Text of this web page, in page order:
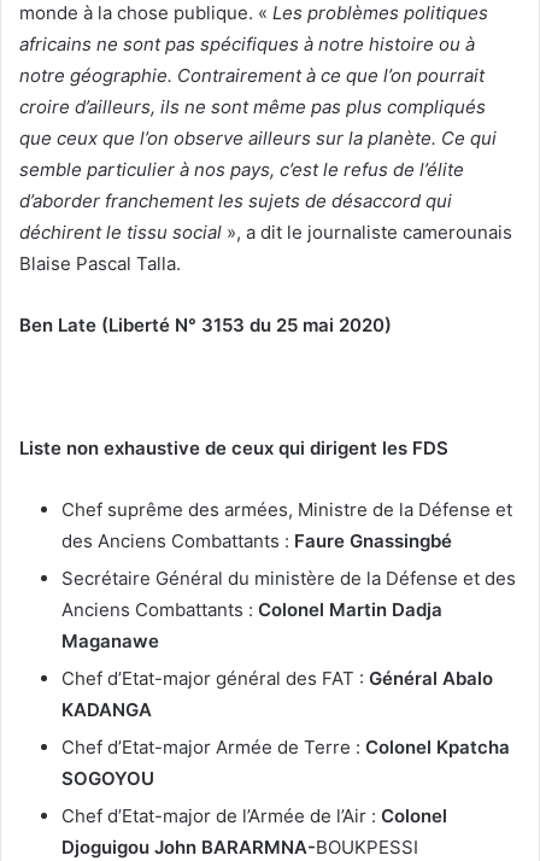
monde à la chose publique. « Les problèmes politiques
africains ne sont pas spécifiques à notre histoire ou à
notre géographie. Contrairement à ce que l’on pourrait
croire d’ailleurs, ils ne sont même pas plus compliqués
que ceux que l’on observe ailleurs sur la planète. Ce qui
semble particulier à nos pays, c’est le refus de l’élite
d’aborder franchement les sujets de désaccord qui
déchirent le tissu social », a dit le journaliste camerounais
Blaise Pascal Talla.
Ben Late (Liberté N° 3153 du 25 mai 2020)
Liste non exhaustive de ceux qui dirigent les FDS
Chef suprême des armées, Ministre de la Défense et
des Anciens Combattants : Faure Gnassingbé
Secrétaire Général du ministère de la Défense et des
Anciens Combattants : Colonel Martin Dadja
Maganawe
Chef d’Etat-major général des FAT : Général Abalo
KADANGA
Chef d’Etat-major Armée de Terre : Colonel Kpatcha
SOGOYOU
Chef d’Etat-major de l’Armée de l’Air : Colonel
Djoguigou John BARARMNA-BOUKPESSI